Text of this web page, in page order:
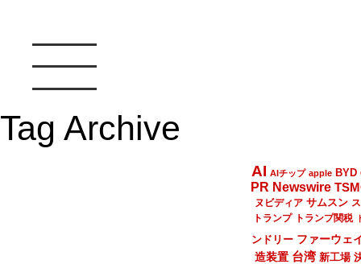
Tag Archive
AI AIチップ apple BYD
PR Newswire
ヌビディア サムスン
トランプ
トランプ関税
ンドリー ファーウェ
造装置 台湾 新工場